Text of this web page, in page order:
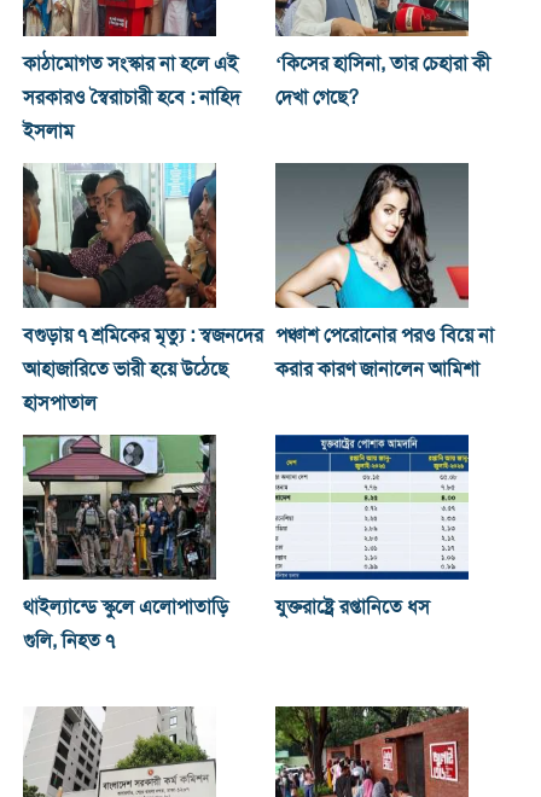
কাঠামোগত সংস্কার না হলে এই
সরকারও স্বৈরাচারী হবে : নাহিদ
ইসলাম
‘কিসের হাসিনা, তার চেহারা কী
দেখা গেছে?
বগুড়ায় ৭ শ্রমিকের মৃত্যু : স্বজনদের
আহাজারিতে ভারী হয়ে উঠেছে
হাসপাতাল
পঞ্চাশ পেরোনোর পরও বিয়ে না
করার কারণ জানালেন আমিশা
থাইল্যান্ডে স্কুলে এলোপাতাড়ি
গুলি, নিহত ৭
যুক্তরাষ্ট্রে রপ্তানিতে ধস